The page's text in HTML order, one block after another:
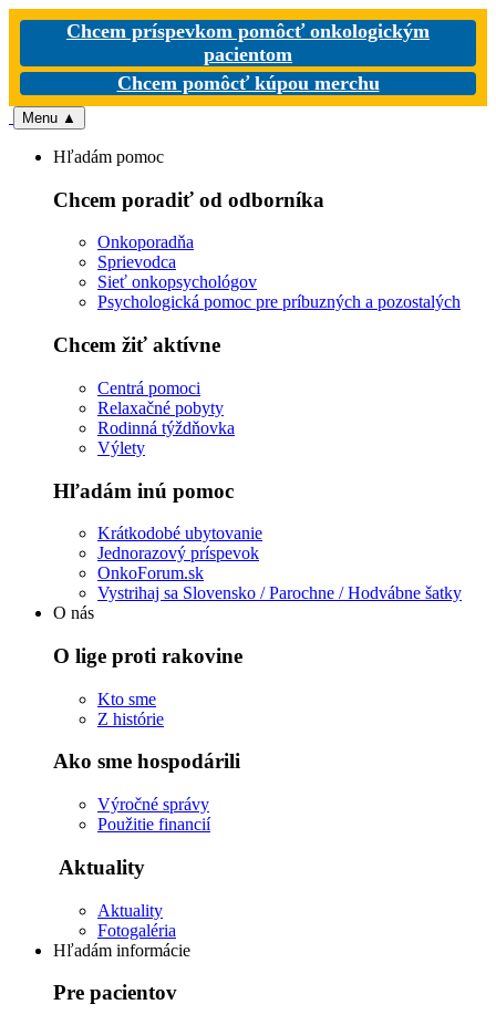
Chcem príspevkom pomôcť onkologickým
pacientom
Chcem pomôcť kúpou merchu
Menu ▲
Hľadám pomoc
Chcem poradiť od odborníka
Onkoporadňa
Sprievodca
Sieť onkopsychológov
Psychologická pomoc pre príbuzných a pozostalých
Chcem žiť aktívne
Centrá pomoci
Relaxačné pobyty
Rodinná týždňovka
Výlety
Hľadám inú pomoc
Krátkodobé ubytovanie
Jednorazový príspevok
OnkoForum.sk
Vystrihaj sa Slovensko / Parochne / Hodvábne šatky
O nás
O lige proti rakovine
Kto sme
Z histórie
Ako sme hospodárili
Výročné správy
Použitie financií
Aktuality
Aktuality
Fotogaléria
Hľadám informácie
Pre pacientov